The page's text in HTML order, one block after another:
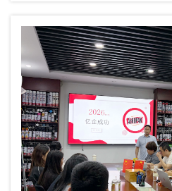
の情熱とチーム